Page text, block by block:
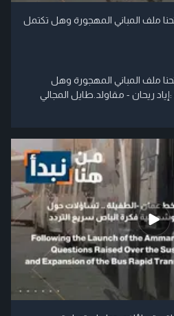
ملف المباني المهجورة وهل تكتمل
ملف المباني المهجورة وهل
ريحان - مقاولد.طايل المجالي